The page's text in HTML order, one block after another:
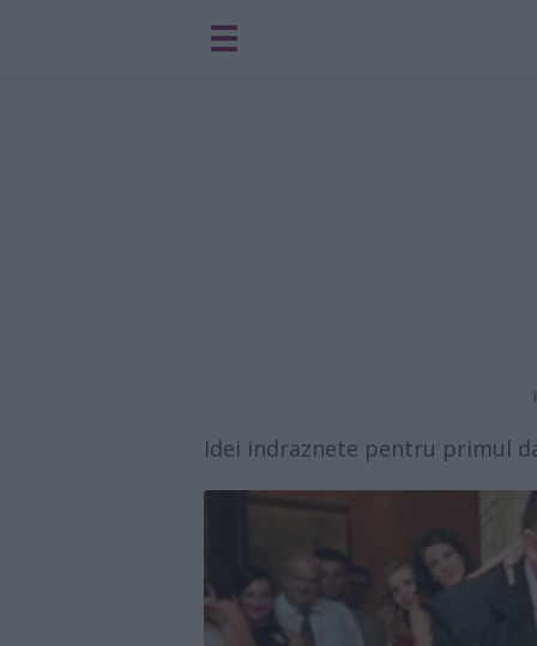
Idei indraznete pentru primul